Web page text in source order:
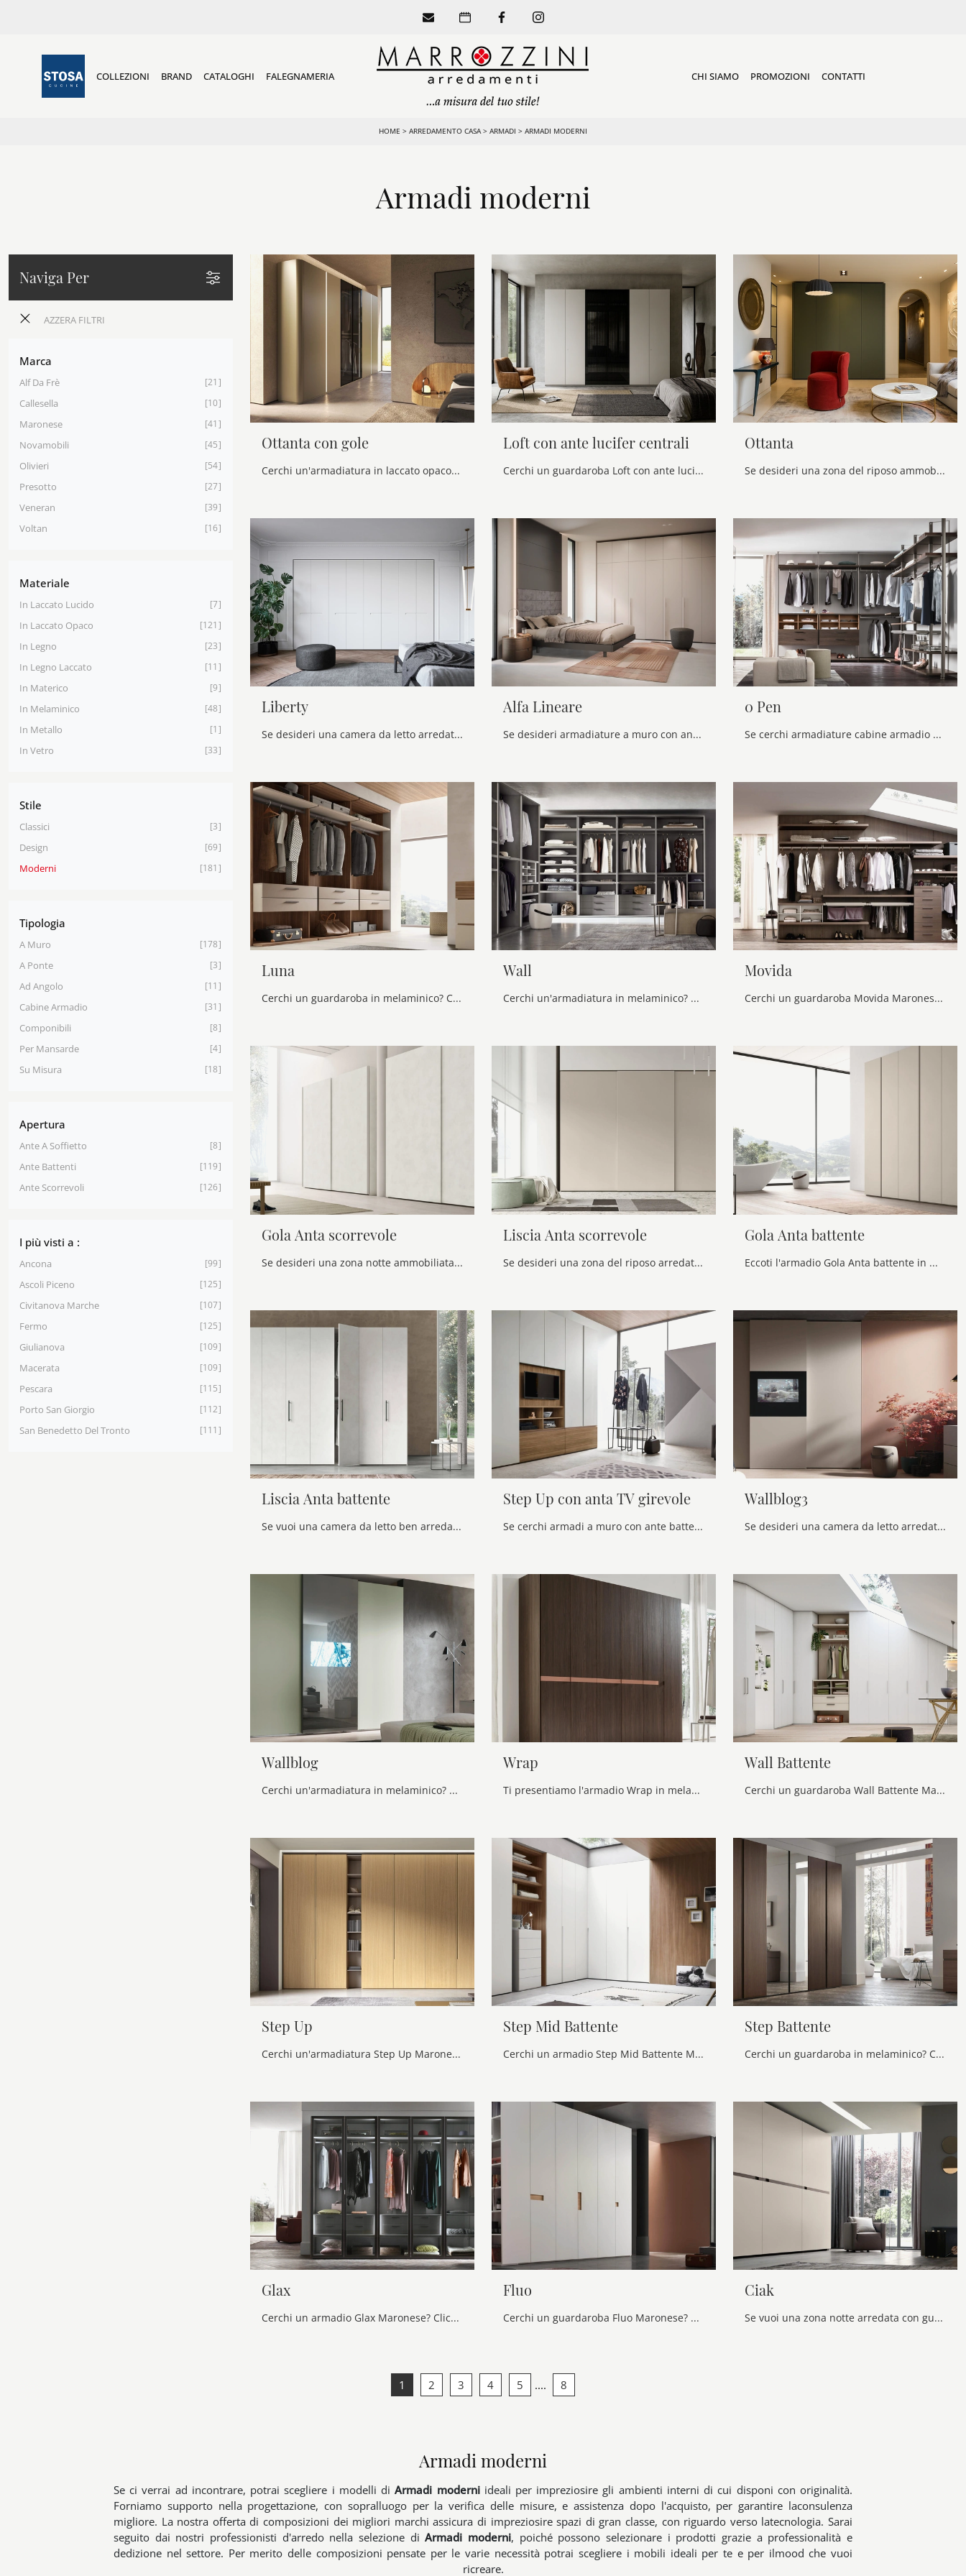
COLLEZIONI BRAND CATALOGHI FALEGNAMERIA CHI SIAMO PROMOZIONI CONTATTI
HOME > ARREDAMENTO CASA> ARMADI > ARMADI MODERNI
Armadi moderni
Naviga Per
AZZERA FILTRI
Marca
Alf Da Frè 21
Callesella 10
Maronese 41
Novamobili 45
Olivieri 54
Presotto 27
Veneran 39
Voltan 16
Materiale
In Laccato Lucido 7
In Laccato Opaco 121
In Legno 23
In Legno Laccato 11
In Materico 9
In Melaminico 48
In Metallo 1
In Vetro 33
Stile
Classici 3
Design 69
Moderni 181
Tipologia
A Muro 178
A Ponte 3
Ad Angolo 11
Cabine Armadio 31
Componibili 8
Per Mansarde 4
Su Misura 18
Apertura
Ante A Soffietto 8
Ante Battenti 119
Ante Scorrevoli 126
I più visti a :
Ancona 99
Ascoli Piceno 125
Civitanova Marche 107
Fermo 125
Giulianova 109
Macerata 109
Pescara 115
Porto San Giorgio 112
San Benedetto Del Tronto 111
Ottanta con gole
Cerchi un'armadiatura in laccato opaco? Clicca e scopri armadiature a muro con ante battenti di Voltan.
Loft con ante lucifer centrali
Cerchi un guardaroba Loft con ante lucifer centrali Voltan? Clicca subito! Gli armadi a muro con ante battenti ti attendono.
Ottanta
Se desideri una zona del riposo ammobiliata al meglio, scegli l'armadio Ottanta con ante battenti di Voltan!
Liberty
Se desideri una camera da letto arredata al meglio, scegli l'armadio Liberty con ante battenti di Novamobili!
Alfa Lineare
Se desideri armadiature a muro con ante battenti, clicca e scopri l'armadio Alfa Lineare di Novamobili in laccato opaco.
0 Pen
Se cerchi armadiature cabine armadio con ante scorrevoli, clicca e scopri l'armadio 0 Pen di Maronese in melaminico.
Luna
Cerchi un guardaroba in melaminico? Clicca e scopri armadiature cabine armadio con ante scorrevoli di Maronese.
Wall
Cerchi un'armadiatura in melaminico? Clicca e scopri armadi cabine armadio con ante scorrevoli di Maronese.
Movida
Cerchi un guardaroba Movida Maronese? Clicca subito! Gli armadi cabine armadio con ante scorrevoli ti attendono.
Gola Anta scorrevole
Se desideri una zona notte ammobiliata al meglio, scegli l'armadio Gola Anta scorrevole con ante scorrevoli di Maronese!
Liscia Anta scorrevole
Se desideri una zona del riposo arredata al meglio, scegli l'armadio Liscia Anta scorrevole con ante scorrevoli di Maronese!
Gola Anta battente
Eccoti l'armadio Gola Anta battente in melaminico di Maronese! Una ricca gamma di armadi componibili con ante battenti.
Liscia Anta battente
Se vuoi una camera da letto ben arredata, scegli l'armadio Liscia Anta battente con ante battenti di Maronese!
Step Up con anta TV girevole
Se cerchi armadi a muro con ante battenti, clicca e scopri l'armadio Step Up con anta TV girevole di Maronese in melaminico.
Wallblog3
Se desideri una camera da letto arredata con gusto, scegli l'armadio Wallblog3 con ante scorrevoli di Maronese!
Wallblog
Cerchi un'armadiatura in melaminico? Clicca e scopri armadi a muro con ante scorrevoli di Maronese.
Wrap
Ti presentiamo l'armadio Wrap in melaminico di Maronese! Una ricca gamma di armadi a muro con ante battenti.
Wall Battente
Cerchi un guardaroba Wall Battente Maronese? Clicca subito! Gli armadi per mansarde con ante battenti ti attendono.
Step Up
Cerchi un'armadiatura Step Up Maronese? Clicca subito! Gli armadi a muro con ante battenti ti attendono.
Step Mid Battente
Cerchi un armadio Step Mid Battente Maronese? Clicca subito! Gli armadi ad angolo con ante battenti ti attendono.
Step Battente
Cerchi un guardaroba in melaminico? Clicca e scopri armadi a muro con ante battenti di Maronese.
Glax
Cerchi un armadio Glax Maronese? Clicca subito! Gli armadi a muro con ante battenti ti attendono.
Fluo
Cerchi un guardaroba Fluo Maronese? Clicca subito! Gli armadi componibili con ante battenti ti aspettano.
Ciak
Se vuoi una zona notte arredata con gusto, scegli l'armadio Ciak con ante scorrevoli di Maronese!
1 2 3 4 5 .... 8
Armadi moderni
Se ci verrai ad incontrare, potrai scegliere i modelli diArmadi moderniideali per impreziosire gli ambienti interni di cui disponi con originalità.
Forniamo supporto nella progettazione, con sopralluogo per la verifica delle misure, e assistenza dopo l'acquisto, per garantire laconsulenza
migliore. La nostra offerta di composizioni dei migliori marchi assicura di impreziosire spazi di gran classe, con riguardo verso latecnologia. Sarai
seguito dai nostri professionisti d'arredo nella selezione diArmadi moderni, poiché possono selezionare i prodotti grazie a professionalità e
dedizione nel settore. Per merito delle composizioni pensate per le varie necessità potrai scegliere i mobili ideali per te e per ilmood che vuoi
ricreare.